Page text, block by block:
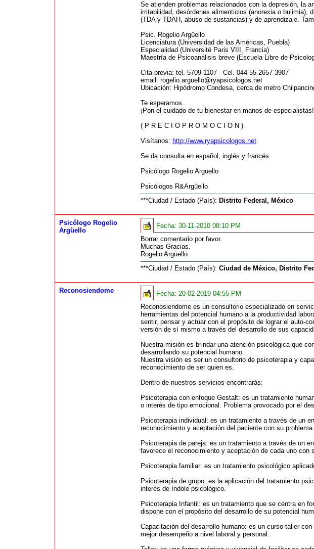
Se atienden problemas relacionados con la depresión, la
irritabilidad, desórdenes alimenticios (anorexia o bulimia),
(TDA y TDAH, abuso de sustancias) y de aprendizaje.
Psic. Rogelio Argüello
Licenciatura (Universidad de las Américas, Puebla)
Especialidad (Université Paris VIII, Francia)
Maestría de Psicoanálisis breve (Escuela Libre de
Cita previa: tel. 5709 1107 - Cel. 044 55 2657 3907
email: rogelio.arguello@ryapsicologos.net
Ubicación: Hipódromo Condesa, cerca de metro
Te esperamos.
¡Pon el cuidado de tu bienestar en manos de especialistas!
( P R E C I O P R O M O C I O N )
Visítanos: http://www.ryapsicologos.net
Se da consulta en español, inglés y francés
Psicólogo Rogelio Argüello
Psicólogos R&Argüello
***Ciudad / Estado (País): Distrito Federal, México
Psicólogo Rogelio
Argüello
Fecha: 30-11-2010 08:10 PM
Borrar comentario por favor.
Muchas Gracias.
Rogelio Argüello
***Ciudad / Estado (País): Ciudad de México, Distrito
Reconosiendome Fecha: 20-02-2019 04:55 PM
Reconosiendome es un consultorio especializado en
herramientas del potencial humano a la productividad
sentir, pensar y actuar con el propósito de lograr el auto-
versión de sí mismo a través del desarrollo de sus
Nuestra misión es brindar una atención psicológica que
desarrollando su potencial humano.
Nuestra visión es ser un consultorio de psicoterapia y
reconocimiento de ser quien es.
Dentro de nuestros servicios encontrarás:
Psicoterapia con enfoque Gestalt: es un tratamiento
o interés de tipo emocional. Problema provocado por el
Psicoterapia individual: es un tratamiento a través de un
reconocimiento y aceptación del paciente con su
Psicoterapia de pareja: es un tratamiento a través de un
favorece el reconocimiento y aceptación de cada uno
Psicoterapia familiar: es un tratamiento psicológico
Psicoterapia de grupo: es la aplicación del tratamiento
interés de índole psicológico.
Psicoterapia Infantil: es un tratamiento que se centra en
dispone con el propósito del desarrollo de su potencial
Capacitación del desarrollo humano: es un curso-taller
mejor desempeño a nivel laboral y personal.